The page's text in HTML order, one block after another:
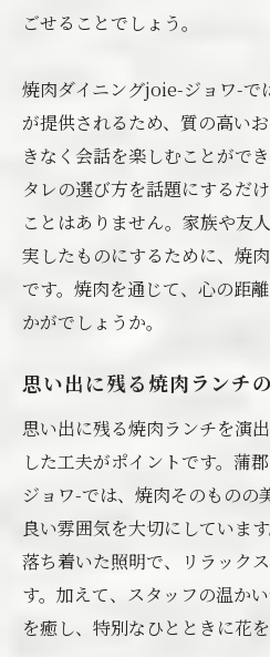
ごせることでしょう。
焼肉ダイニングjoie-ジョワ-で
が提供されるため、質の高い
きなく会話を楽しむことがで
タレの選び方を話題にするだ
ことはありません。家族や友
実したものにするために、焼
です。焼肉を通じて、心の距
かがでしょうか。
思い出に残る焼肉ランチ
思い出に残る焼肉ランチを演
した工夫がポイントです。蒲
ジョワ-では、焼肉そのものの
良い雰囲気を大切にしていま
落ち着いた照明で、リラック
す。加えて、スタッフの温か
を癒し、特別なひとときに花を